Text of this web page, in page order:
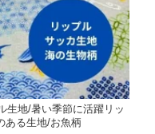
生地/暑い季節に活躍リッ
ある生地/お魚柄